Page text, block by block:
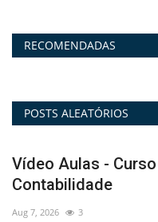
RECOMENDADAS
POSTS ALEATÓRIOS
PDF - Apostila
2026 em PDF...
Aug 7, 2026 10